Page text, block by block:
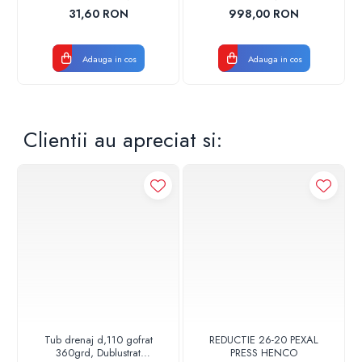
17001900004
31,60 RON
Adauga in cos
CROM
998,00 RON
Adauga in cos
Clientii au apreciat si:
Tub drenaj d,110 gofrat
360grd, Dublustrat
REDUCTIE 26-20 PEXAL
PRESS HENCO